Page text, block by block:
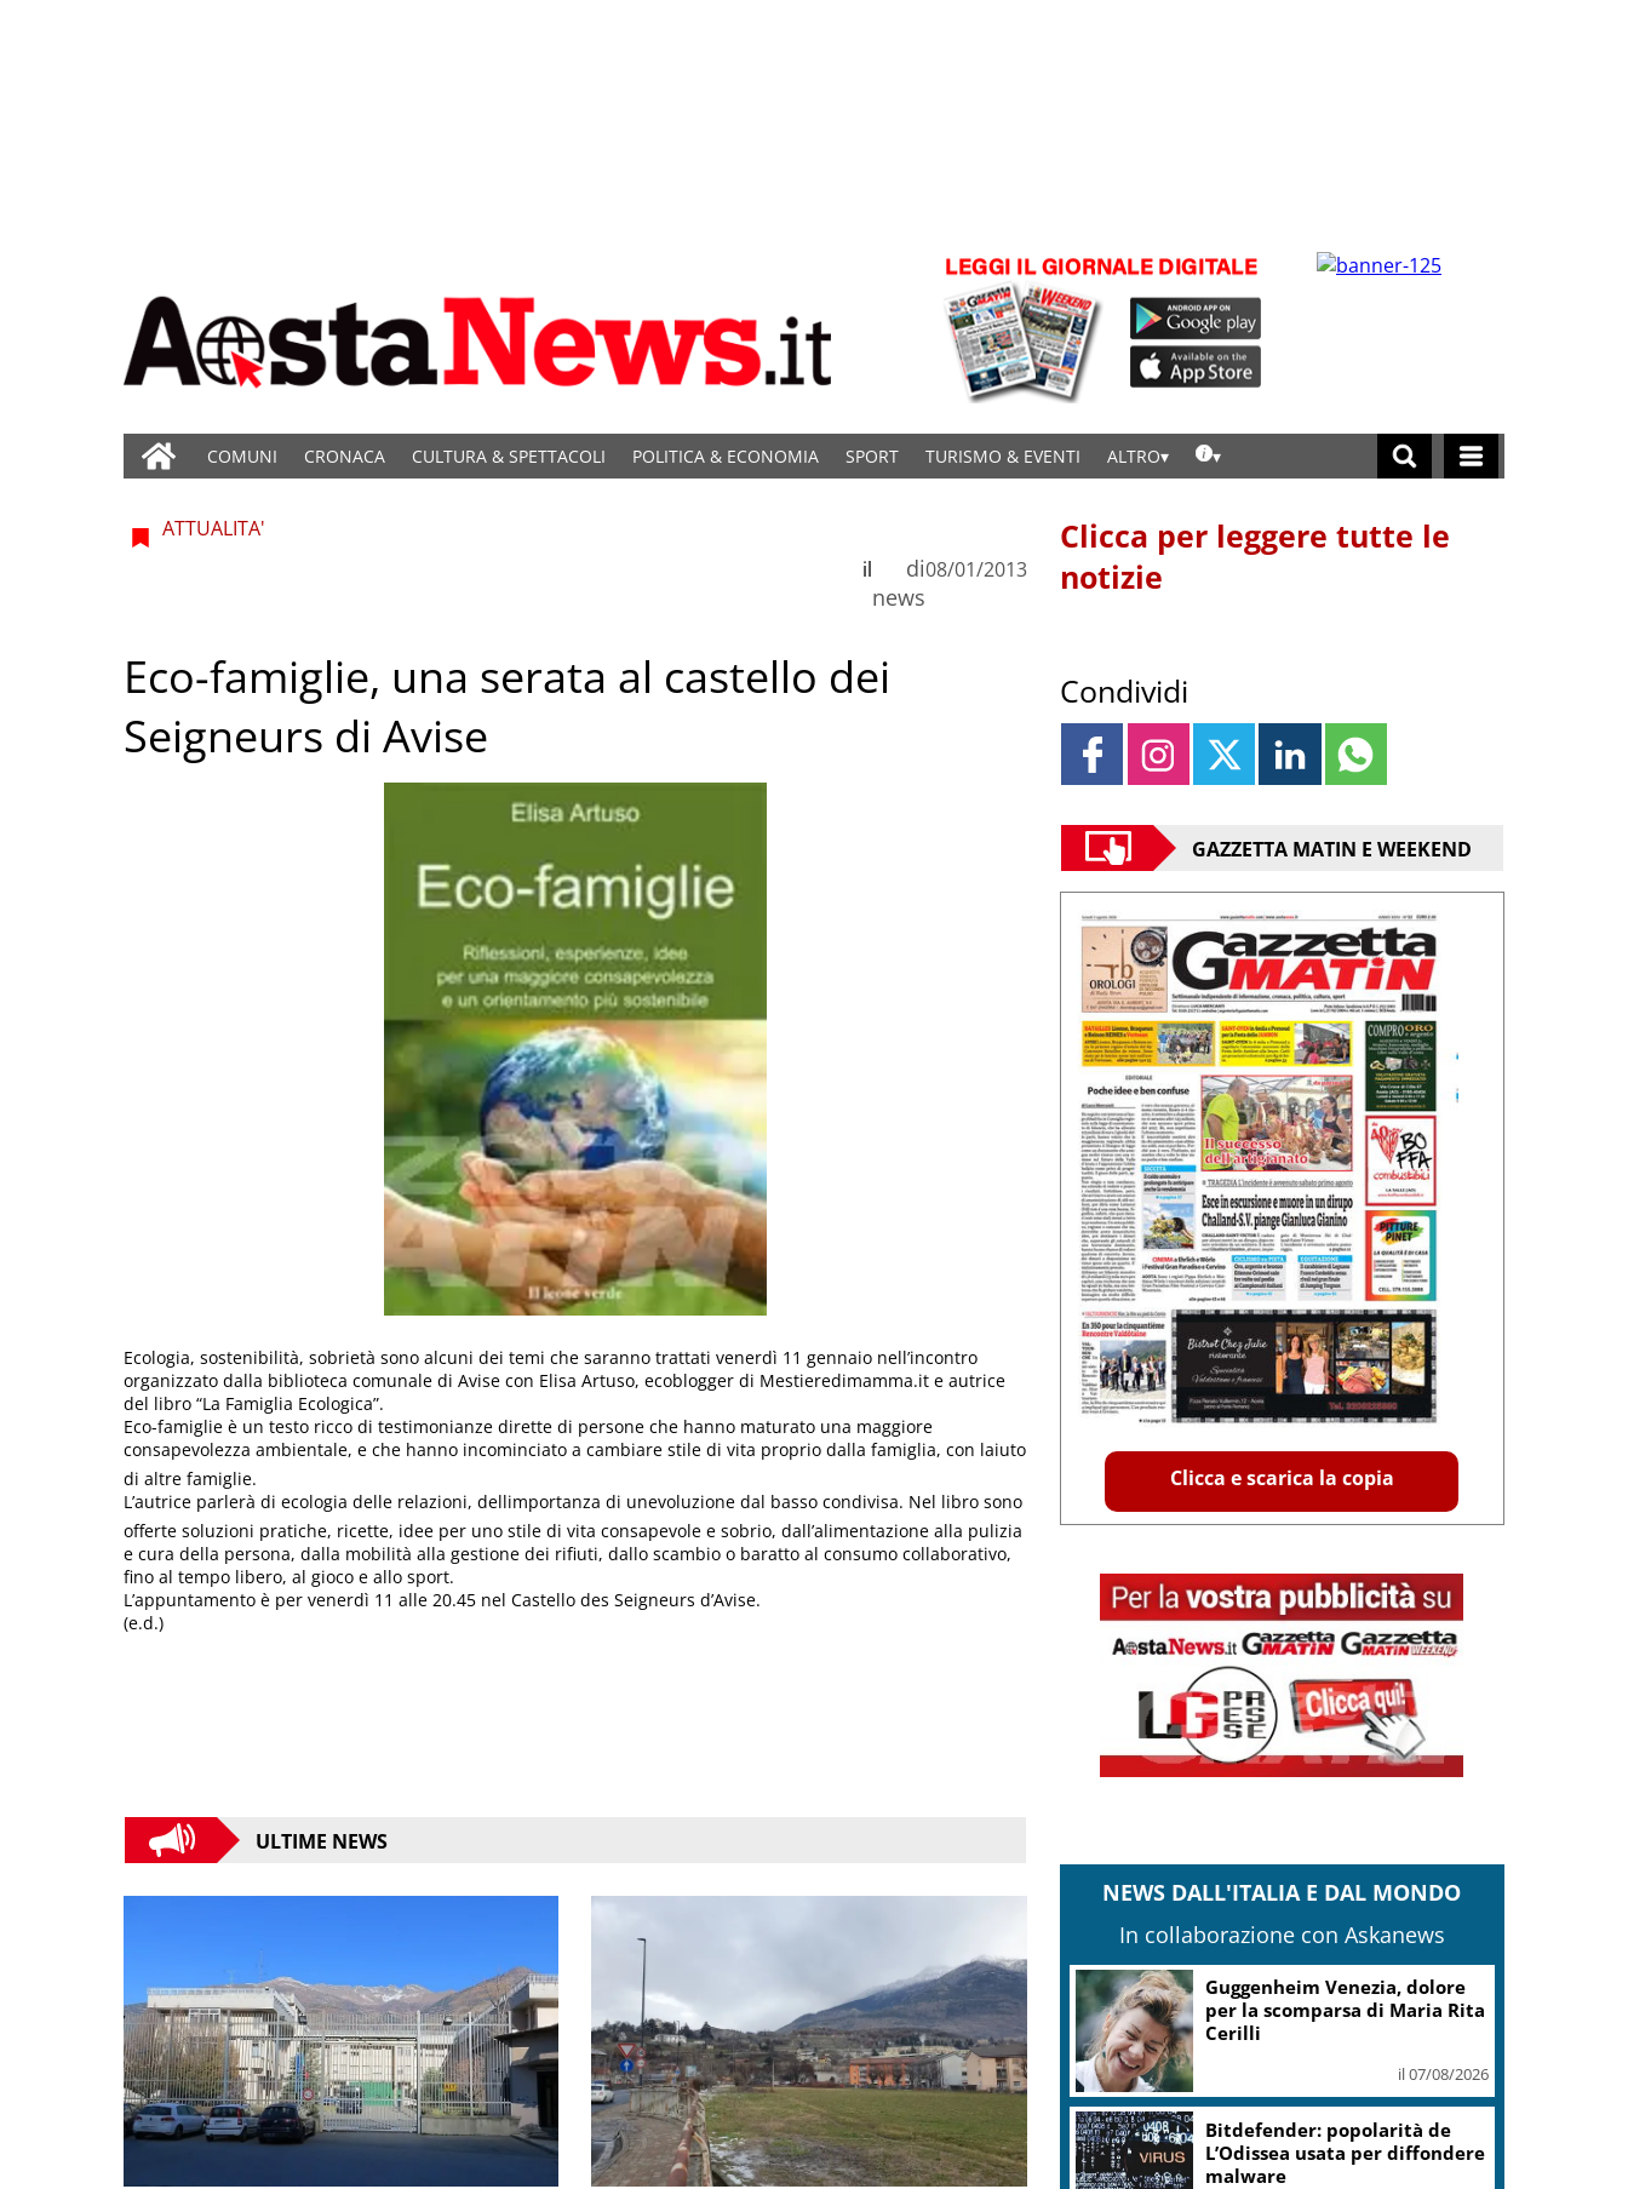
COMUNI CRONACA CULTURA & SPETTACOLI POLITICA & ECONOMIA SPORT TURISMO & EVENTI ALTRO
ATTUALITA'
di
news
il 08/01/2013
Eco-famiglie, una serata al castello dei
Seigneurs di Avise
Ecologia, sostenibilità, sobrietà sono alcuni dei temi che saranno trattati venerdì 11 gennaio nell’incontro
organizzato dalla biblioteca comunale di Avise con Elisa Artuso, ecoblogger di Mestieredimamma.it e autrice
del libro “La Famiglia Ecologica”.
Eco-famiglie è un testo ricco di testimonianze dirette di persone che hanno maturato una maggiore
consapevolezza ambientale, e che hanno incominciato a cambiare stile di vita proprio dalla famiglia, con laiuto
di altre famiglie.
L’autrice parlerà di ecologia delle relazioni, dellimportanza di unevoluzione dal basso condivisa. Nel libro sono
offerte soluzioni pratiche, ricette, idee per uno stile di vita consapevole e sobrio, dall’alimentazione alla pulizia
e cura della persona, dalla mobilità alla gestione dei rifiuti, dallo scambio o baratto al consumo collaborativo,
fino al tempo libero, al gioco e allo sport.
L’appuntamento è per venerdì 11 alle 20.45 nel Castello des Seigneurs d’Avise.
(e.d.)
ULTIME NEWS
Clicca per leggere tutte le
notizie
Condividi
GAZZETTA MATIN E WEEKEND
Clicca e scarica la copia
NEWS DALL'ITALIA E DAL MONDO
In collaborazione con Askanews
Covid, ‘Conte-day’ in
commissione: “non sono un
eroe ma un uomo corretto,
il 06/08/2026
Guccini, Meloni: l’ho amato e
mi ha formato, continuerò a